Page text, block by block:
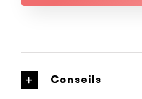
Conseils